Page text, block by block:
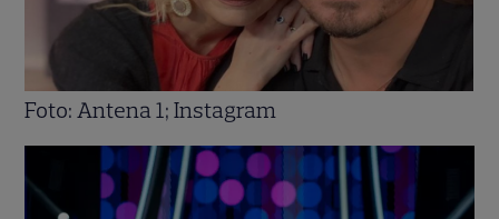
Foto: Antena 1; Instagram